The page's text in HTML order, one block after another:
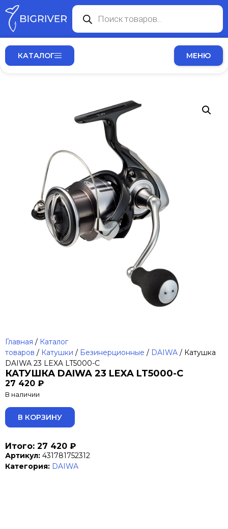
КАТАЛОГ МЕНЮ
Главная / Каталог
товаров / Катушки / Безинерционные / DAIWA / Катушка
DAIWA 23 LEXA LT5000-C
КАТУШКА DAIWA 23 LEXA LT5000-C
27 420 ₽
В наличии
В КОРЗИНУ
Итого: 27 420 ₽
Артикул: 431781752312
Категория: DAIWA